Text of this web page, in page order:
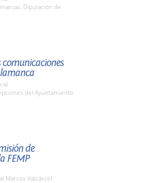
Diputación de
comunicaciones
del Ayuntamiento
de
FEMP
Marcos Valcárcel